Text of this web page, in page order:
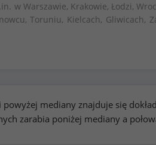
Warszawie, Krakowie, Łodzi,
Toruniu, Kielcach, Gliwicach,
mediany znajduje się
zarabia poniżej mediany a